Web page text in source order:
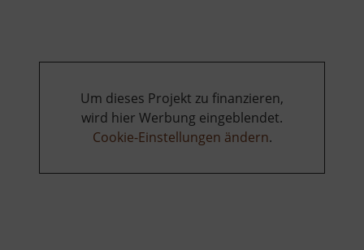
Um dieses Projekt zu finanzieren,
wird hier Werbung eingeblendet.
Cookie-Einstellungen ändern.